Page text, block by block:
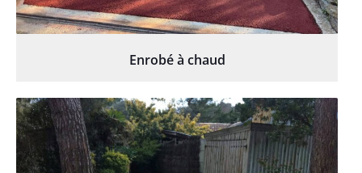
Enrobé à chaud